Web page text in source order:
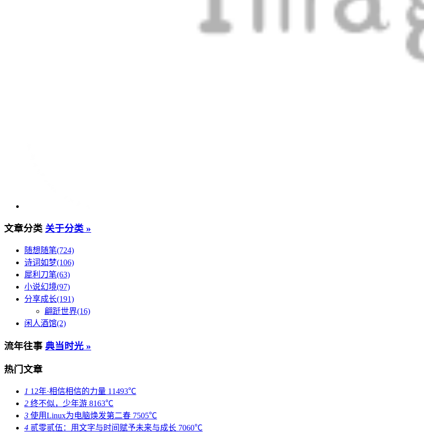
文章分类 关于分类 »
随想随笔(724)
诗词如梦(106)
犀利刀笔(63)
小说幻境(97)
分享成长(191)
翩跹世界(16)
闲人酒馆(2)
流年往事 典当时光 »
热门文章
1 12年·相信相信的力量 11493℃
2 终不似，少年游 8163℃
3 使用Linux为电脑焕发第二春 7505℃
4 贰零贰伍：用文字与时间赋予未来与成长 7060℃